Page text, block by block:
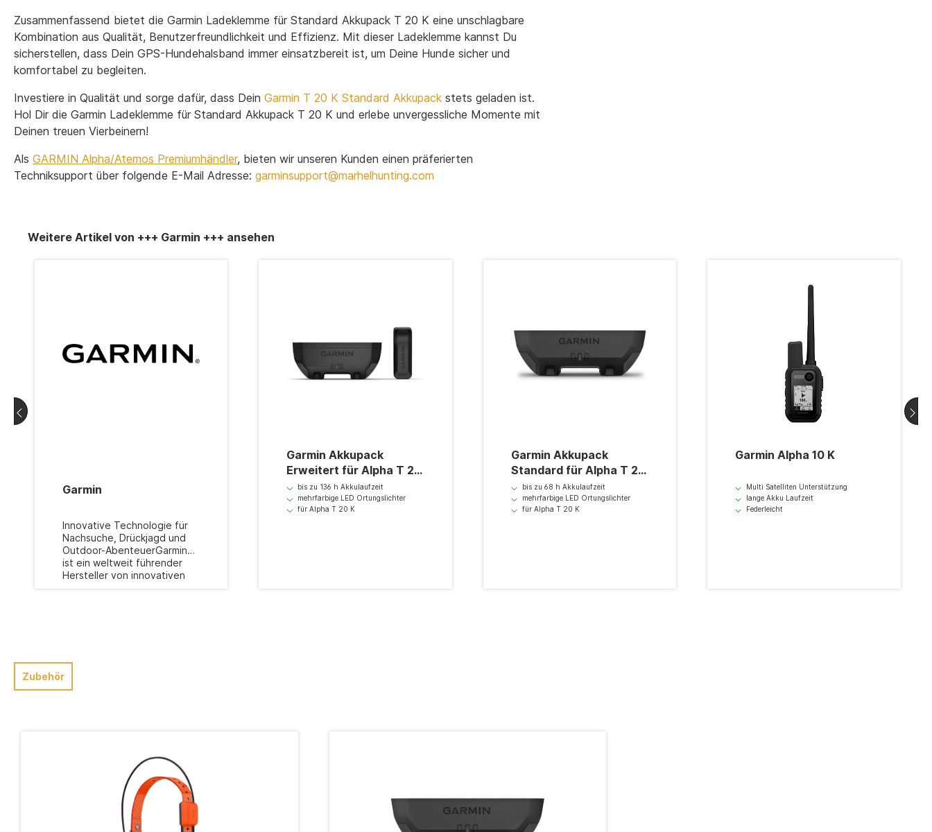
Zusammenfassend bietet die Garmin Ladeklemme für Standard Akkupack T 20 K eine unschlagbare
Kombination aus Qualität, Benutzerfreundlichkeit und Effizienz. Mit dieser Ladeklemme kannst Du
sicherstellen, dass Dein GPS-Hundehalsband immer einsatzbereit ist, um Deine Hunde sicher und
komfortabel zu begleiten.
Investiere in Qualität und sorge dafür, dass Dein Garmin T 20 K Standard Akkupack stets geladen ist.
Hol Dir die Garmin Ladeklemme für Standard Akkupack T 20 K und erlebe unvergessliche Momente mit
Deinen treuen Vierbeinern!
Als GARMIN Alpha/Atemos Premiumhändler, bieten wir unseren Kunden einen präferierten
Techniksupport über folgende E-Mail Adresse: garminsupport@marhelhunting.com
Weitere Artikel von +++ Garmin +++ ansehen
Garmin
Innovative Technologie für
Nachsuche, Drückjagd und
Outdoor-AbenteuerGarmin
ist ein weltweit führender
Hersteller von innovativen
1989 hat sich Garmin durch
herausragende Qualität,
Präzision und Zuverlässigkeit
Anwendungsbereiche. Dazu
gehören GPS-
Navigationsgeräte für Autos,
Fahrräder und Motorräder,
Sportuhren, Fitness-Tracker,
Garmin Akkupack
Erweitert für Alpha T 20
K
bis zu 136 h Akkulaufzeit
mehrfarbige LED Ortungslichter
für Alpha T 20 K
Garmin Akkupack
Standard für Alpha T 20
K
bis zu 68 h Akkulaufzeit
mehrfarbige LED Ortungslichter
für Alpha T 20 K
Garmin Alpha 10 K
Multi Satelliten Unterstützung
lange Akku Laufzeit
Federleicht
Zubehör